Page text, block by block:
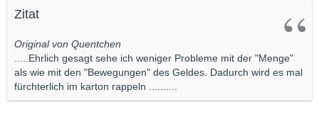
Zitat
Original von Quentchen
.....Ehrlich gesagt sehe ich weniger Probleme mit der "Menge"
als wie mit den "Bewegungen" des Geldes. Dadurch wird es mal
fürchterlich im karton rappeln ..........